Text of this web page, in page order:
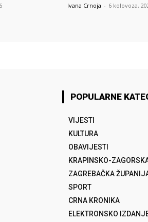
Ivana Crnoja - 6 kolovoza,
POPULARNE
VIJESTI
KULTURA
OBAVIJESTI
KRAPINSKO-
ZAGREBAČKA
SPORT
CRNA KRONIKA
ELEKTRONSKO